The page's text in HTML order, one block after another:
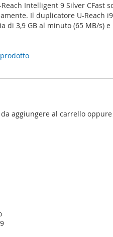
Intelligent 9 Silver CFast
Il duplicatore U-Reach
di 3,9 GB al minuto (65 MB/
aggiungere al carrello oppure